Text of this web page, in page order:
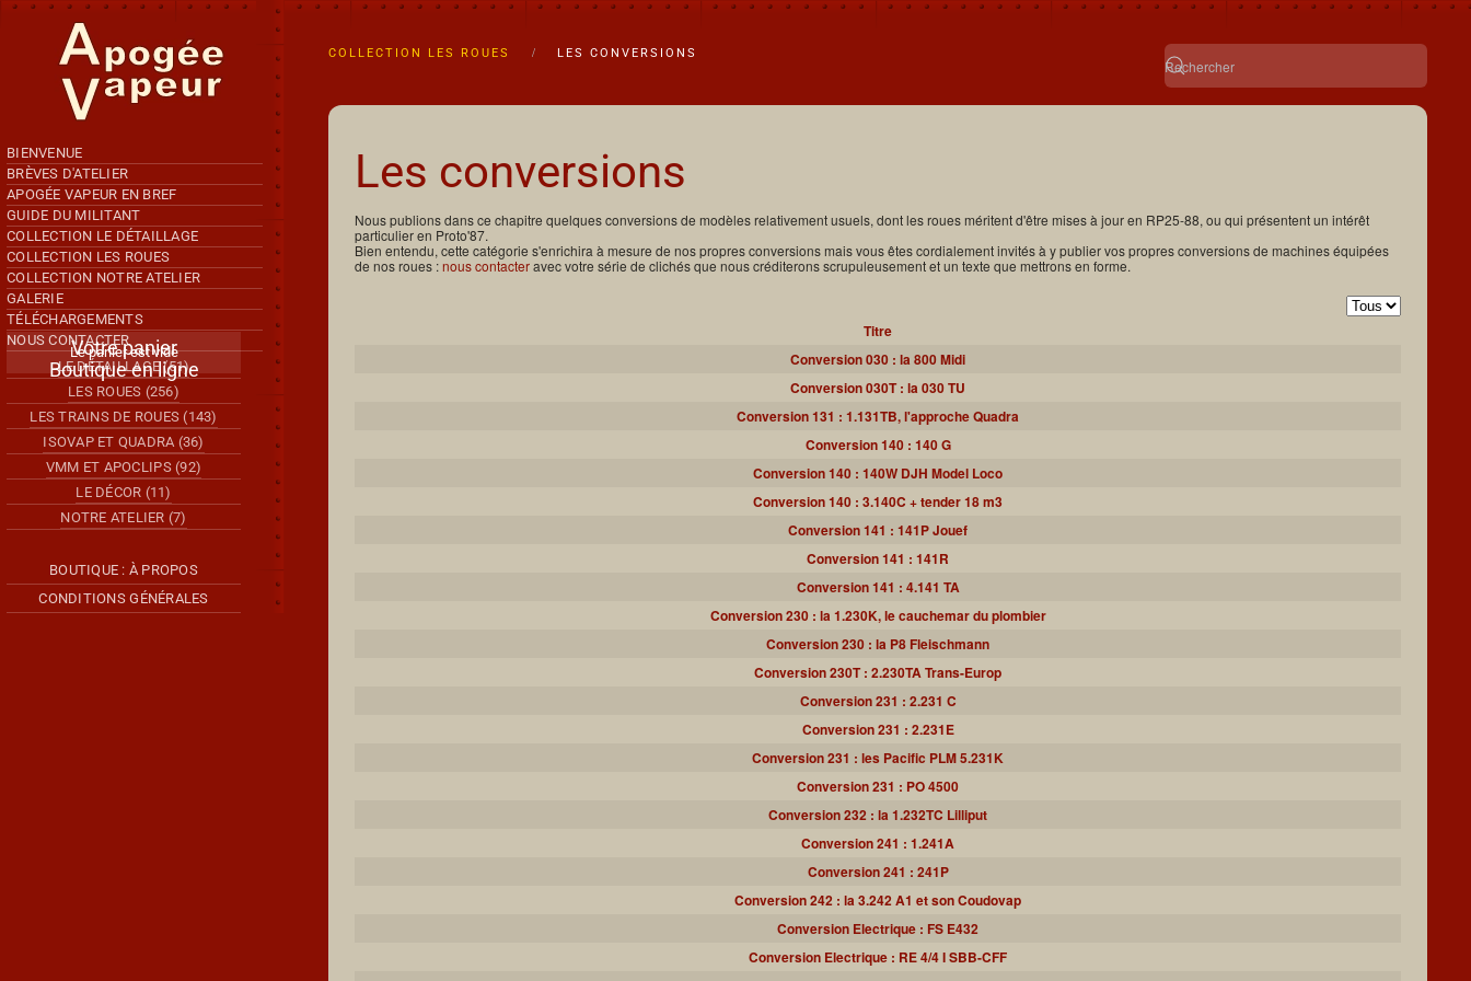
Accéder au contenu principal
BIENVENUE
BRÈVES D'ATELIER
APOGÉE VAPEUR EN BREF
GUIDE DU MILITANT
COLLECTION LE DÉTAILLAGE
COLLECTION LES ROUES
COLLECTION NOTRE ATELIER
GALERIE
TÉLÉCHARGEMENTS
NOUS CONTACTER
Votre panier
Le panier est vide
Boutique en ligne
LE DÉTAILLAGE (51)
LES ROUES (256)
LES TRAINS DE ROUES (143)
ISOVAP ET QUADRA (36)
VMM ET APOCLIPS (92)
LE DÉCOR (11)
NOTRE ATELIER (7)
BOUTIQUE : À PROPOS
CONDITIONS GÉNÉRALES
COLLECTION LES ROUES LES CONVERSIONS
Les conversions
Nous publions dans ce chapitre quelques conversions de modèles relativement usuels, dont les roues méritent d'être mises à jour en RP25-88, ou qui présentent un intérêt
particulier en Proto'87.
Bien entendu, cette catégorie s'enrichira à mesure de nos propres conversions mais vous êtes cordialement invités à y publier vos propres conversions de machines équipées
de nos roues :nous contacteravec votre série de clichés que nous créditerons scrupuleusement et un texte que mettrons en forme.
Afficher #
Titre
Conversion 030 : la 800 Midi
Conversion 030T : la 030 TU
Conversion 131 : 1.131TB, l'approche Quadra
Conversion 140 : 140 G
Conversion 140 : 140W DJH Model Loco
Conversion 140 : 3.140C + tender 18 m3
Conversion 141 : 141P Jouef
Conversion 141 : 141R
Conversion 141 : 4.141 TA
Conversion 230 : la 1.230K, le cauchemar du plombier
Conversion 230 : la P8 Fleischmann
Conversion 230T : 2.230TA Trans-Europ
Conversion 231 : 2.231 C
Conversion 231 : 2.231E
Conversion 231 : les Pacific PLM 5.231K
Conversion 231 : PO 4500
Conversion 232 : la 1.232TC Lilliput
Conversion 241 : 1.241A
Conversion 241 : 241P
Conversion 242 : la 3.242 A1 et son Coudovap
Conversion Electrique : FS E432
Conversion Electrique : RE 4/4 I SBB-CFF